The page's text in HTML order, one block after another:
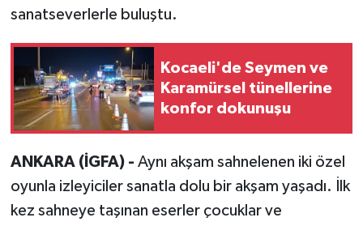
sanatseverlerle buluştu.
Kocaeli'de Seymen ve
Karamürsel tünellerine
konfor dokunuşu
ANKARA (İGFA) - Aynı akşam sahnelenen iki özel
oyunla izleyiciler sanatla dolu bir akşam yaşadı. İlk
kez sahneye taşınan eserler çocuklar ve